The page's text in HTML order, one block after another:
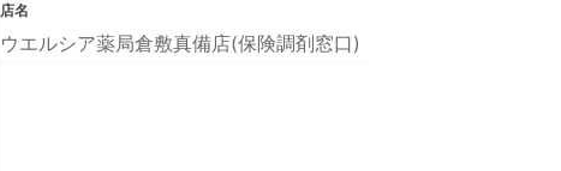
店名
ウエルシア薬局倉敷真備店(保険調剤窓口)